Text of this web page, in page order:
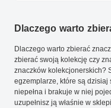
Dlaczego warto
Dlaczego warto zbierać
zbierać swoją kolekcję czy
znaczków kolekcjonerskich?
egzemplarze, które są
niepełna i brakuje w niej
uzupełnisz ją właśnie w